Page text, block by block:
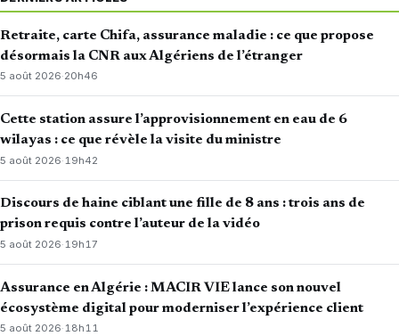
Retraite, carte Chifa, assurance maladie : ce que propose
désormais la CNR aux Algériens de l’étranger
5 août 2026·20h46
Cette station assure l’approvisionnement en eau de 6
wilayas : ce que révèle la visite du ministre
5 août 2026· 19h42
Discours de haine ciblant une fille de 8 ans : trois ans de
prison requis contre l’auteur de la vidéo
5 août 2026·19h17
Assurance en Algérie : MACIR VIE lance son nouvel
écosystème digital pour moderniser l’expérience client
5 août 2026·18h11